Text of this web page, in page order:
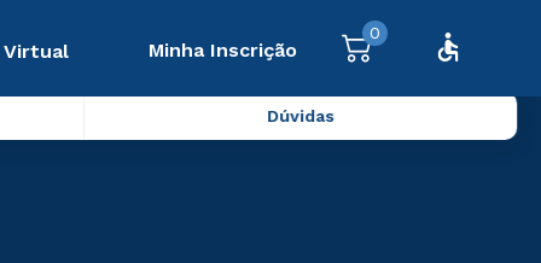
Virtual Minha Inscrição
0
Dúvidas